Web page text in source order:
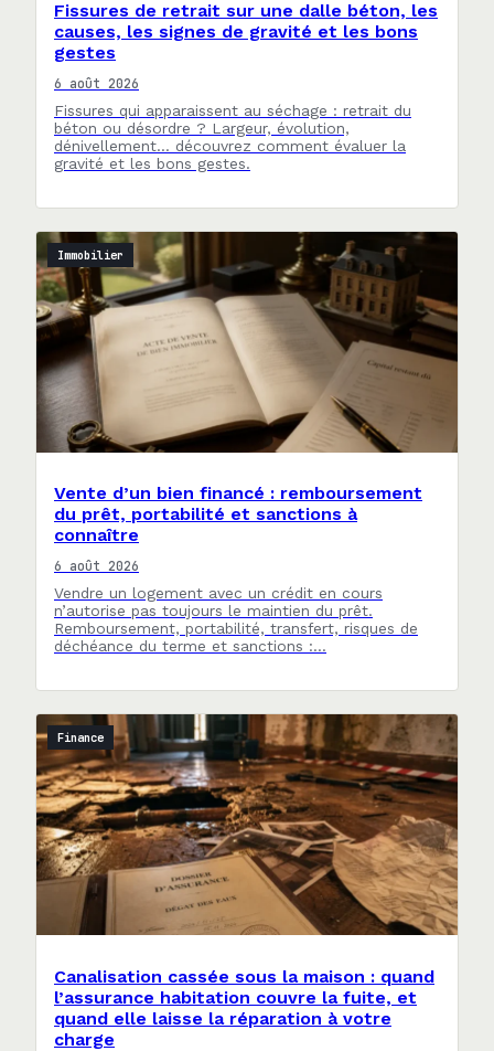
Fissures de retrait sur une dalle béton, les
causes, les signes de gravité et les bons
gestes
6 août 2026
Fissures qui apparaissent au séchage : retrait du
béton ou désordre ? Largeur, évolution,
dénivellement… découvrez comment évaluer la
gravité et les bons gestes.
Immobilier
Vente d’un bien financé : remboursement
du prêt, portabilité et sanctions à
connaître
6 août 2026
Vendre un logement avec un crédit en cours
n’autorise pas toujours le maintien du prêt.
Remboursement, portabilité, transfert, risques de
déchéance du terme et sanctions :…
Finance
Canalisation cassée sous la maison : quand
l’assurance habitation couvre la fuite, et
quand elle laisse la réparation à votre
charge